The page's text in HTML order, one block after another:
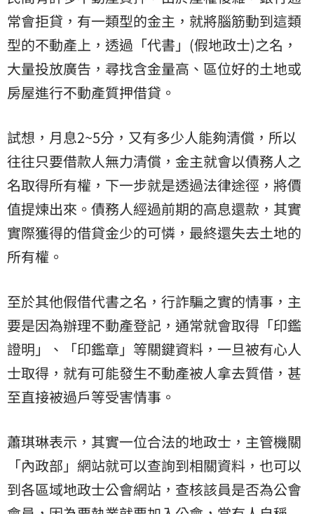
常會拒貸，有一類型的金主，就將腦筋動到這類
型的不動產上，透過「代書」(假地政士)之名，
大量投放廣告，尋找含金量高、區位好的土地或
房屋進行不動產質押借貸。
試想，月息2~5分，又有多少人能夠清償，所以
往往只要借款人無力清償，金主就會以債務人之
名取得所有權，下一步就是透過法律途徑，將價
值提煉出來。債務人經過前期的高息還款，其實
實際獲得的借貸金少的可憐，最終還失去土地的
所有權。
至於其他假借代書之名，行詐騙之實的情事，主
要是因為辦理不動產登記，通常就會取得「印鑑
證明」、「印鑑章」等關鍵資料，一旦被有心人
士取得，就有可能發生不動產被人拿去質借，甚
至直接被過戶等受害情事。
蕭琪琳表示，其實一位合法的地政士，主管機關
「內政部」網站就可以查詢到相關資料，也可以
到各區域地政士公會網站，查核該員是否為公會